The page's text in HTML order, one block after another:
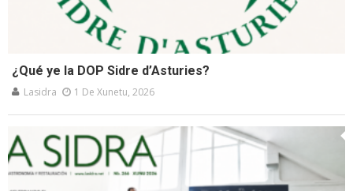
¿Qué ye la DOP Sidre d’Asturies?
Lasidra 1 De Xunetu, 2026